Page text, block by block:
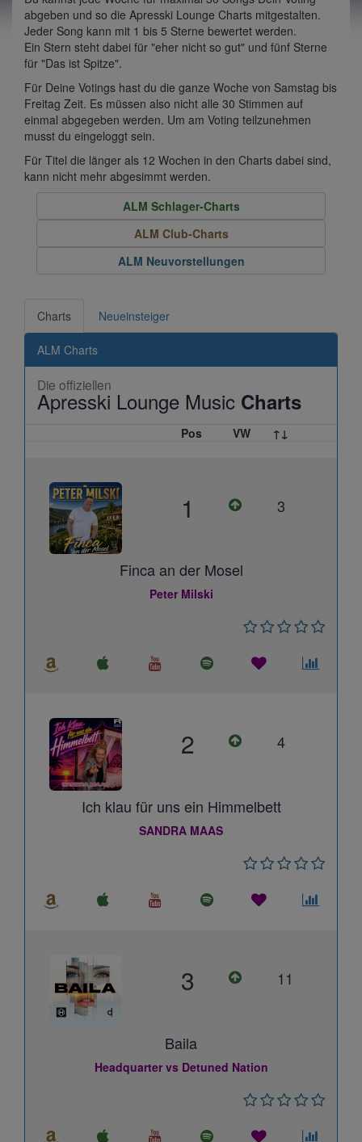
abgeben und so die Apresski Lounge Charts mitgestalten.
Jeder Song kann mit 1 bis 5 Sterne bewertet werden.
Ein Stern steht dabei für "eher nicht so gut" und fünf Sterne
für "Das ist Spitze".
Für Deine Votings hast du die ganze Woche von Samstag bis
Freitag Zeit. Es müssen also nicht alle 30 Stimmen auf
einmal abgegeben werden. Um am Voting teilzunehmen
musst du eingeloggt sein.
Für Titel die länger als 12 Wochen in den Charts dabei sind,
kann nicht mehr abgesimmt werden.
ALM Schlager-Charts
ALM Club-Charts
ALM Neuvorstellungen
Charts Neueinsteiger
ALM Charts
Die offiziellen
Apresski Lounge Music Charts
Pos VW ↑↓
1 3
Finca an der Mosel
Peter Milski
2 4
Ich klau für uns ein Himmelbett
SANDRA MAAS
3 11
Baila
Headquarter vs Detuned Nation